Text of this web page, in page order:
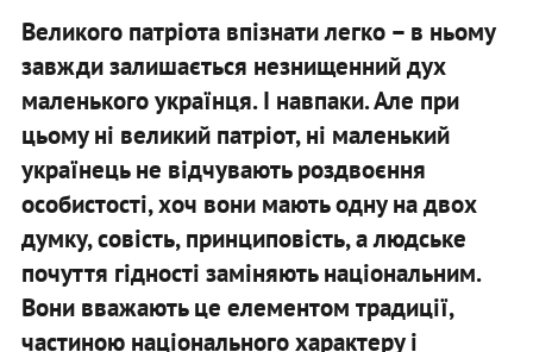
Великого патріота впізнати легко – в ньому
завжди залишається незнищенний дух
маленького українця. І навпаки. Але при
цьому ні великий патріот, ні маленький
українець не відчувають роздвоєння
особистості, хоч вони мають одну на двох
думку, совість, принциповість, а людське
почуття гідності заміняють національним.
Вони вважають це елементом традиції,
частиною національного характеру і